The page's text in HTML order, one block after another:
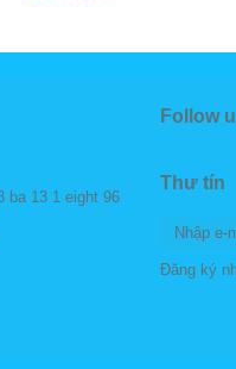
ba 13 1 eight 96
Follow
Thư tín
Đăng ký